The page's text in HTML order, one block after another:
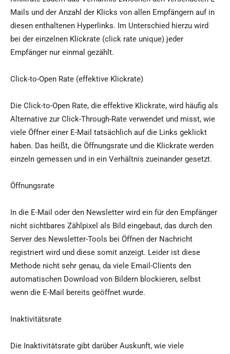
Mails und der Anzahl der Klicks von allen Empfängern auf in
diesen enthaltenen Hyperlinks. Im Unterschied hierzu wird
bei der einzelnen Klickrate (click rate unique) jeder
Empfänger nur einmal gezählt.
Click-to-Open Rate (effektive Klickrate)
Die Click-to-Open Rate, die effektive Klickrate, wird häufig als
Alternative zur Click-Through-Rate verwendet und misst, wie
viele Öffner einer E-Mail tatsächlich auf die Links geklickt
haben. Das heißt, die Öffnungsrate und die Klickrate werden
einzeln gemessen und in ein Verhältnis zueinander gesetzt.
Öffnungsrate
In die E-Mail oder den Newsletter wird ein für den Empfänger
nicht sichtbares Zählpixel als Bild eingebaut, das durch den
Server des Newsletter-Tools bei Öffnen der Nachricht
registriert wird und diese somit anzeigt. Leider ist diese
Methode nicht sehr genau, da viele Email-Clients den
automatischen Download von Bildern blockieren, selbst
wenn die E-Mail bereits geöffnet wurde.
Inaktivitätsrate
Die Inaktivitätsrate gibt darüber Auskunft, wie viele